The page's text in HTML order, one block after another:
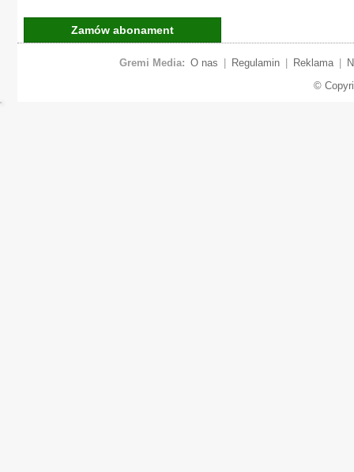
Zamów abonament
Gremi Media: O nas Regulamin Reklama
©